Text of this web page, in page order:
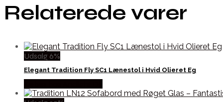
Relaterede varer
Udsalg 6%
Elegant Tradition Fly SC1 Lænestol i Hvid Olieret Eg